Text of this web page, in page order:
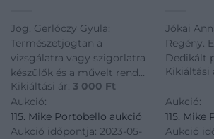
Jog. Gerlóczy Gyula:
Természetjogtan a
vizsgálatra vagy szigorlatra
készülők és a művelt rend
számára.
Kikiáltási ár: 3 000 Ft
Aukció:
115. Mike Portobello aukció
Aukció időpontja: 2023-05-
Jókai
Regény.
Dedikált
Kikiáltási
Aukció:
115.
Aukció